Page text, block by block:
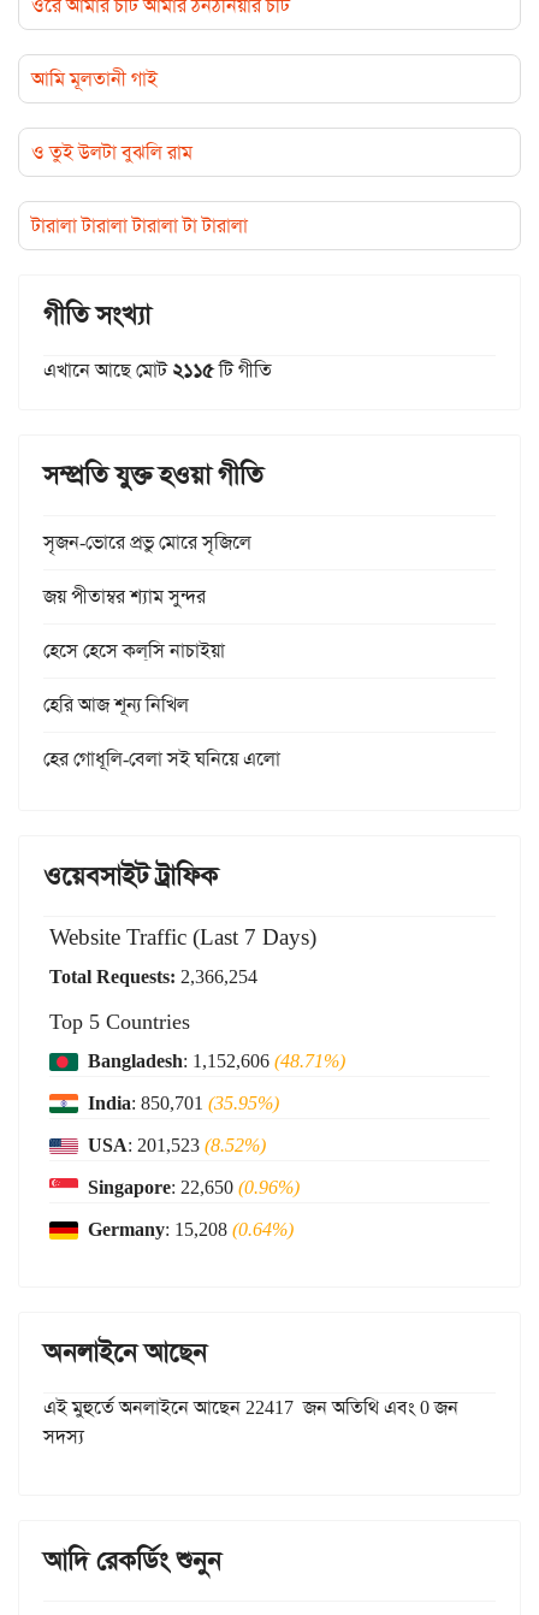
ওরে আমার চটি আমার ঠনঠনিয়ার চটি
আমি মূলতানী গাই
ও তুই উলটা বুঝলি রাম
টারালা টারালা টারালা টা টারালা
গীতি সংখ্যা
এখানে আছে মোট২১১৫টি গীতি
সম্প্রতি যুক্ত হওয়া গীতি
সৃজন-ভোরে প্রভু মোরে সৃজিলে
জয় পীতাম্বর শ্যাম সুন্দর
হেসে হেসে কল্‌সি নাচাইয়া
হেরি আজ শূন্য নিখিল
হের গোধূলি-বেলা সই ঘনিয়ে এলো
ওয়েবসাইট ট্রাফিক
Website Traffic (Last 7 Days)
Total Requests: 2,366,254
Top 5 Countries
Bangladesh: 1,152,606(48.71%)
India: 850,701 (35.95%)
USA: 201,523(8.52%)
Singapore: 22,650(0.96%)
Germany: 15,208(0.64%)
অনলাইনে আছেন
এই মুহুর্তে অনলাইনে আছেন 22417 জন অতিথি এবং 0 জন
সদস্য
আদি রেকর্ডিং শুনুন